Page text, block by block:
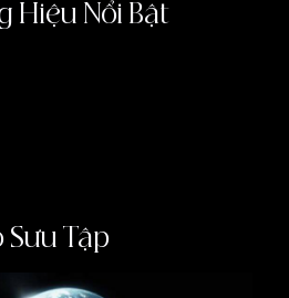
Hiệu Nổi Bật
Sưu Tập